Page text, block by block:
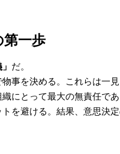
一歩
だ。
事を決める。これらは一
にとって最大の無責任であ
を避ける。結果、意思決